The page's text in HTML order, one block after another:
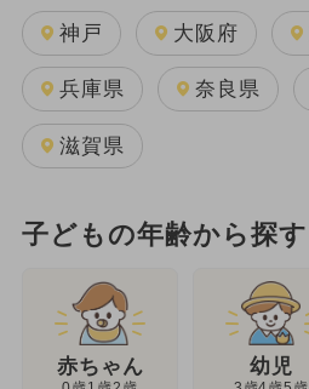
神戸 大阪府
兵庫県 奈良県
滋賀県
子どもの年齢から探す
赤ちゃん 幼児